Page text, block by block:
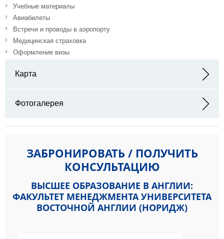
Учебные материалы
Авиабилеты
Встречи и проводы в аэропорту
Медицинская страховка
Оформление визы
Карта
Фотогалерея
ЗАБРОНИРОВАТЬ / ПОЛУЧИТЬ
КОНСУЛЬТАЦИЮ
ВЫСШЕЕ ОБРАЗОВАНИЕ В АНГЛИИ:
ФАКУЛЬТЕТ МЕНЕДЖМЕНТА УНИВЕРСИТЕТА
ВОСТОЧНОЙ АНГЛИИ (НОРИДЖ)